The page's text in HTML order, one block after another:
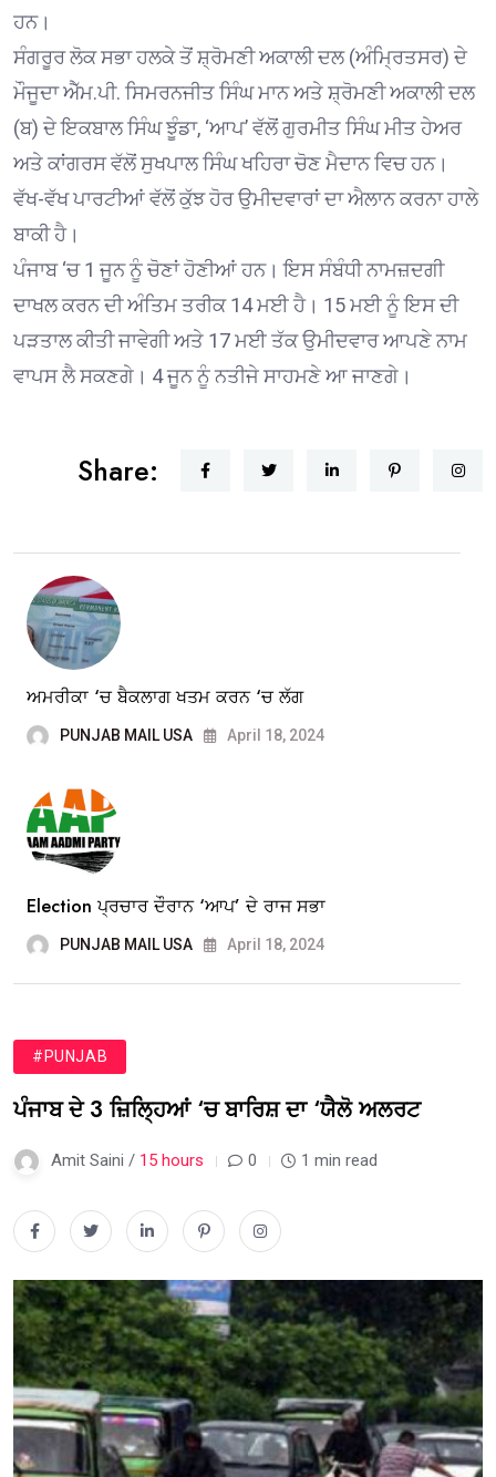
ਹਨ।
ਸੰਗਰੂਰ ਲੋਕ ਸਭਾ ਹਲਕੇ ਤੋਂ ਸ਼੍ਰੋਮਣੀ ਅਕਾਲੀ ਦਲ (ਅੰਮ੍ਰਿਤਸਰ) ਦੇ
ਮੌਜੂਦਾ ਐੱਮ.ਪੀ. ਸਿਮਰਨਜੀਤ ਸਿੰਘ ਮਾਨ ਅਤੇ ਸ਼੍ਰੋਮਣੀ ਅਕਾਲੀ ਦਲ
(ਬ) ਦੇ ਇਕਬਾਲ ਸਿੰਘ ਝੂੰਡਾ, ‘ਆਪ’ ਵੱਲੋਂ ਗੁਰਮੀਤ ਸਿੰਘ ਮੀਤ ਹੇਅਰ
ਅਤੇ ਕਾਂਗਰਸ ਵੱਲੋਂ ਸੁਖਪਾਲ ਸਿੰਘ ਖਹਿਰਾ ਚੋਣ ਮੈਦਾਨ ਵਿਚ ਹਨ।
ਵੱਖ-ਵੱਖ ਪਾਰਟੀਆਂ ਵੱਲੋਂ ਕੁੱਝ ਹੋਰ ਉਮੀਦਵਾਰਾਂ ਦਾ ਐਲਾਨ ਕਰਨਾ ਹਾਲੇ
ਬਾਕੀ ਹੈ।
ਪੰਜਾਬ ‘ਚ 1 ਜੂਨ ਨੂੰ ਚੋਣਾਂ ਹੋਣੀਆਂ ਹਨ। ਇਸ ਸੰਬੰਧੀ ਨਾਮਜ਼ਦਗੀ
ਦਾਖਲ ਕਰਨ ਦੀ ਅੰਤਿਮ ਤਰੀਕ 14 ਮਈ ਹੈ। 15 ਮਈ ਨੂੰ ਇਸ ਦੀ
ਪੜਤਾਲ ਕੀਤੀ ਜਾਵੇਗੀ ਅਤੇ 17 ਮਈ ਤੱਕ ਉਮੀਦਵਾਰ ਆਪਣੇ ਨਾਮ
ਵਾਪਸ ਲੈ ਸਕਣਗੇ। 4 ਜੂਨ ਨੂੰ ਨਤੀਜੇ ਸਾਹਮਣੇ ਆ ਜਾਣਗੇ।
Share:
ਅਮਰੀਕਾ ‘ਚ ਬੈਕਲਾਗ ਖਤਮ ਕਰਨ ‘ਚ ਲੱਗ
PUNJAB MAIL USA April 18, 2024
Election ਪ੍ਰਚਾਰ ਦੌਰਾਨ ‘ਆਪ’ ਦੇ ਰਾਜ ਸਭਾ
PUNJAB MAIL USA April 18, 2024
#PUNJAB
ਪੰਜਾਬ ਦੇ 3 ਜ਼ਿਲ੍ਹਿਆਂ ‘ਚ ਬਾਰਿਸ਼ ਦਾ ‘ਯੈਲੋ ਅਲਰਟ
Amit Saini / 15 hours 0 1 min read